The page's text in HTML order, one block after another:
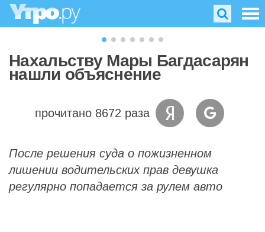
Нахальству Мары Багдасарян
нашли объяснение
прочитано 8672 раза
После решения суда о пожизненном
лишении водительских прав девушка
регулярно попадается за рулем авто